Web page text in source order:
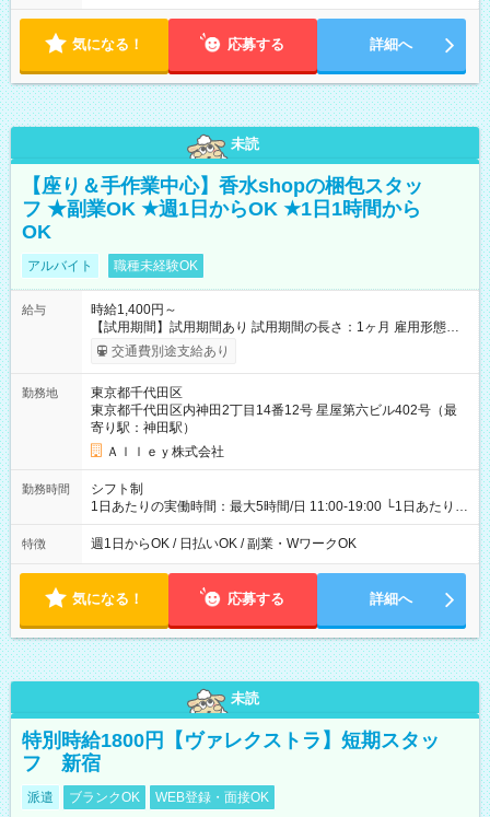
気になる！ 応募する 詳細へ
未読
【座り＆手作業中心】香水shopの梱包スタッ
フ ★副業OK ★週1日からOK ★1日1時間から
OK
アルバイト 職種未経験OK
給与
時給1,400円～
【試用期間】試用期間あり 試用期間の長さ：1ヶ月 雇用形態、
給与は本採用時と同じです。
交通費別途支給あり
勤務地
東京都千代田区
東京都千代田区内神田2丁目14番12号 星屋第六ビル402号（最
寄り駅：神田駅）
Ａｌｌｅｙ株式会社
勤務時間
シフト制
1日あたりの実働時間：最大5時間/日 11:00-19:00 └1日あたりの
実働時間：1-5時間 └上記の時間帯内であれば、いつでも勤務可
能！ └平日・土曜日の中で、お好きな曜日でご勤務いただけま
18:00 などのように、自由な働き方が可能なお仕事です！
特徴 週1日からOK / 日払いOK / 副業・WワークOK
気になる！ 応募する 詳細へ
未読
特別時給1800円【ヴァレクストラ】短期スタッ
フ 新宿
派遣 ブランクOK WEB登録・面接OK